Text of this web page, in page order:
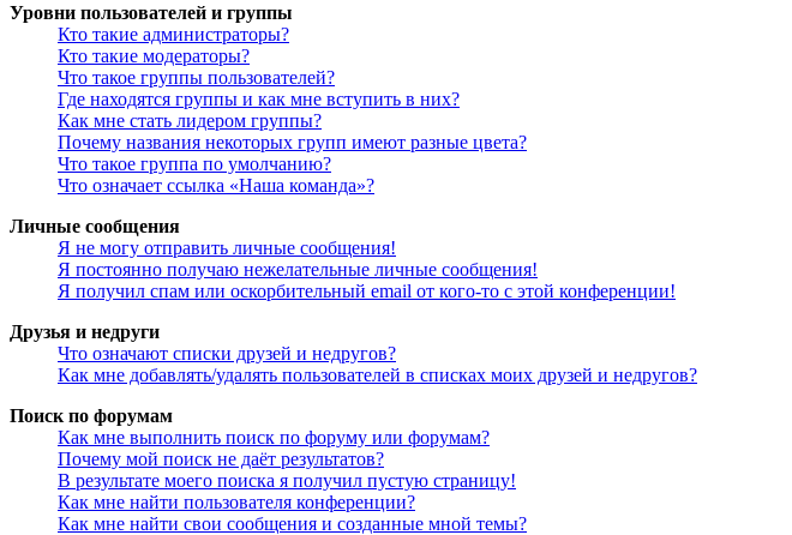
Уровни пользователей и группы
Кто такие администраторы?
Кто такие модераторы?
Что такое группы пользователей?
Где находятся группы и как мне вступить в них?
Как мне стать лидером группы?
Почему названия некоторых групп имеют разные цвета?
Что такое группа по умолчанию?
Что означает ссылка «Наша команда»?
Личные сообщения
Я не могу отправить личные сообщения!
Я постоянно получаю нежелательные личные сообщения!
Я получил спам или оскорбительный email от кого-то с этой конференции!
Друзья и недруги
Что означают списки друзей и недругов?
Как мне добавлять/удалять пользователей в списках моих друзей и недругов?
Поиск по форумам
Как мне выполнить поиск по форуму или форумам?
Почему мой поиск не даёт результатов?
В результате моего поиска я получил пустую страницу!
Как мне найти пользователя конференции?
Как мне найти свои сообщения и созданные мной темы?